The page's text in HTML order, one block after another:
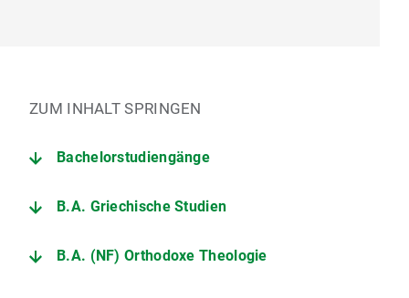
ZUM INHALT SPRINGEN
Bachelorstudiengänge
B.A. Griechische Studien
B.A. (NF) Orthodoxe Theologie